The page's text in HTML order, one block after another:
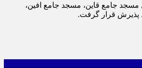
جامع قاین، مسجد جامع افین،
پذیرش قرار گرفت.